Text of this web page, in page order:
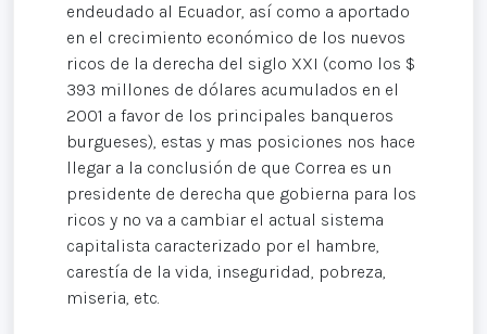
endeudado al Ecuador, así como a aportado
en el crecimiento económico de los nuevos
ricos de la derecha del siglo XXI (como los $
393 millones de dólares acumulados en el
2001 a favor de los principales banqueros
burgueses), estas y mas posiciones nos hace
llegar a la conclusión de que Correa es un
presidente de derecha que gobierna para los
ricos y no va a cambiar el actual sistema
capitalista caracterizado por el hambre,
carestía de la vida, inseguridad, pobreza,
miseria, etc.